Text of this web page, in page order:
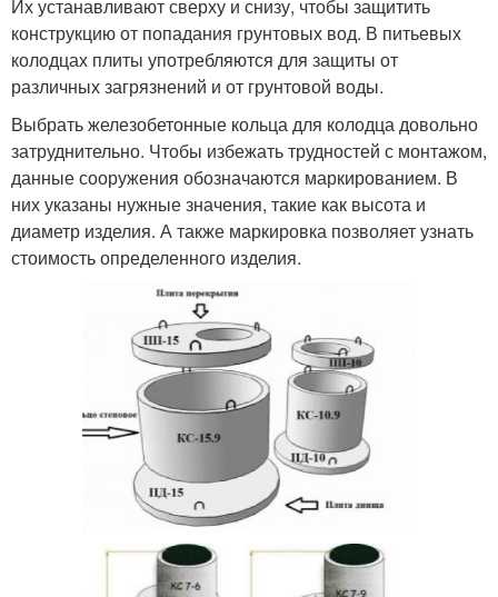
Их устанавливают сверху и снизу, чтобы защитить
конструкцию от попадания грунтовых вод. В питьевых
колодцах плиты употребляются для защиты от
различных загрязнений и от грунтовой воды.
Выбрать железобетонные кольца для колодца довольно
затруднительно. Чтобы избежать трудностей с монтажом,
данные сооружения обозначаются маркированием. В
них указаны нужные значения, такие как высота и
диаметр изделия. А также маркировка позволяет узнать
стоимость определенного изделия.